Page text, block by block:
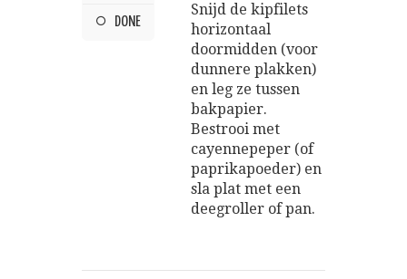
DONE
Snijd de kipfilets
horizontaal
doormidden (voor
dunnere plakken)
en leg ze tussen
bakpapier.
Bestrooi met
cayennepeper (of
paprikapoeder) en
sla plat met een
deegroller of pan.